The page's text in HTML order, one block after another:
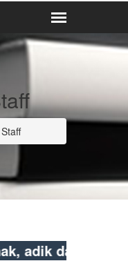
dan saudara